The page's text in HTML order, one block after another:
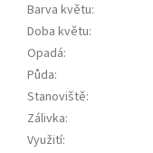
Barva květu:
Doba květu:
Opadá:
Půda:
Stanoviště:
Zálivka:
Využití: